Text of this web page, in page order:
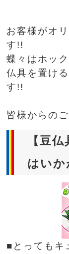
お客様がオ
す!!
蝶々はホッ
仏具を置け
す!!
皆様からの
【豆
はい
■とってもキ